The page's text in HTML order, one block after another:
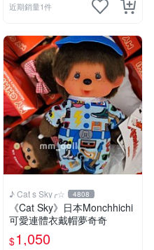
近期銷量1件
♪ Cat s Sky╭☆ 4808
《Cat Sky》日本Monchhichi
可愛連體衣戴帽夢奇奇
$1,050